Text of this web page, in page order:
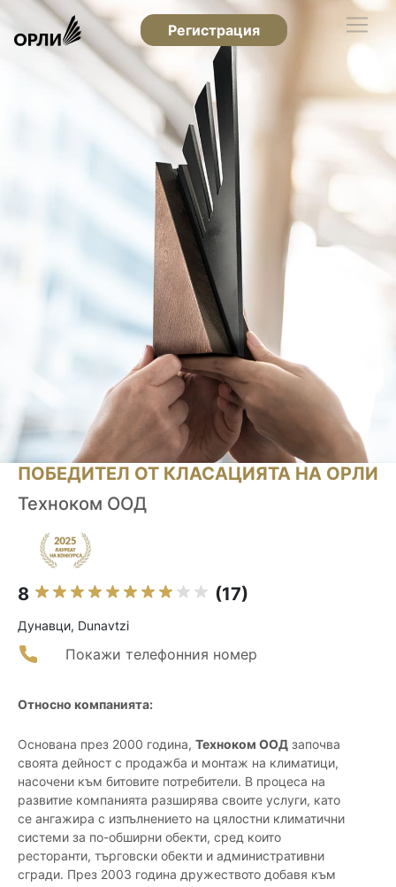
Регистрация
ПОБЕДИТЕЛ ОТ КЛАСАЦИЯТА НА ОРЛИ
Техноком ООД
8 (17)
Дунавци, Dunavtzi
Покажи телефонния номер
Относно компанията:
Основана през 2000 година, Техноком ООД започва
своята дейност с продажба и монтаж на климатици,
насочени към битовите потребители. В процеса на
развитие компанията разширява своите услуги, като
се ангажира с изпълнението на цялостни климатични
системи за по-обширни обекти, сред които
ресторанти, търговски обекти и административни
сгради. През 2003 година дружеството добавя към